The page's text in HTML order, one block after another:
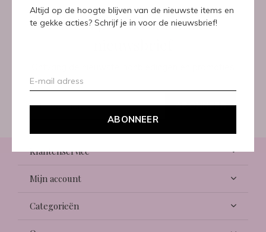
Altijd op de hoogte blijven van de nieuwste items en
te gekke acties? Schrijf je in voor de nieuwsbrief!
ABONNEER
Meld je aan voor onze
ABONNEER
Klantenservice
Mijn account
Categorieën